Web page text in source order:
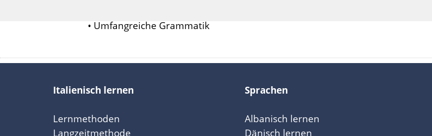
• Umfangreiche Grammatik
Italienisch lernen
Lernmethoden
Langzeitmethode
Sprachen
Albanisch lernen
Dänisch lernen